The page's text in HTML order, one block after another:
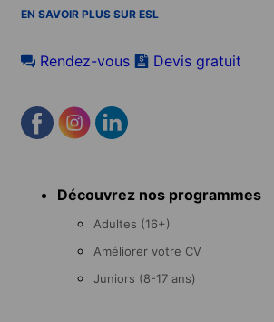
EN SAVOIR PLUS SUR ESL
Rendez-vous Devis gratuit
menu Découvrez nos programmes
Adultes (16+)
Améliorer votre CV
Juniors (8-17 ans)